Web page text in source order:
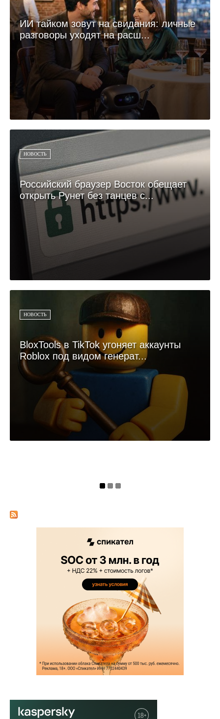
ИИ тайком зовут на свидания: личные
разговоры уходят на расш...
НОВОСТЬ
Российский браузер Восток обещает
открыть Рунет без танцев с...
НОВОСТЬ
BloxTools в TikTok угоняет аккаунты
Roblox под видом генерат...